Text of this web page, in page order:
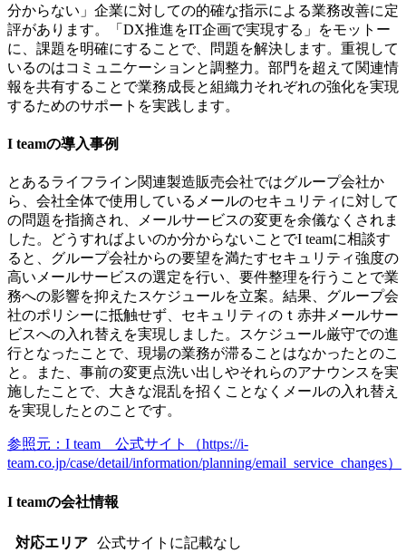
分からない」企業に対しての的確な指示による業務改善に定
評があります。「DX推進をIT企画で実現する」をモットー
に、課題を明確にすることで、問題を解決します。重視して
いるのはコミュニケーションと調整力。部門を超えて関連情
報を共有することで業務成長と組織力それぞれの強化を実現
するためのサポートを実践します。
I teamの導入事例
とあるライフライン関連製造販売会社ではグループ会社か
ら、会社全体で使用しているメールのセキュリティに対して
の問題を指摘され、メールサービスの変更を余儀なくされま
した。どうすればよいのか分からないことでI teamに相談す
ると、グループ会社からの要望を満たすセキュリティ強度の
高いメールサービスの選定を行い、要件整理を行うことで業
務への影響を抑えたスケジュールを立案。結果、グループ会
社のポリシーに抵触せず、セキュリティのｔ赤井メールサー
ビスへの入れ替えを実現しました。スケジュール厳守での進
行となったことで、現場の業務が滞ることはなかったとのこ
と。また、事前の変更点洗い出しやそれらのアナウンスを実
施したことで、大きな混乱を招くことなくメールの入れ替え
を実現したとのことです。
参照元：I team 公式サイト（https://i-
team.co.jp/case/detail/information/planning/email_service_changes）
I teamの会社情報
対応エリア 公式サイトに記載なし